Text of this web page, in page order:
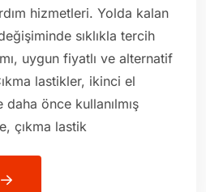
hizmetleri. Yolda kalan
sıklıkla tercih
uygun fiyatlı ve alternatif
lastikler, ikinci el
önce kullanılmış
çıkma lastik